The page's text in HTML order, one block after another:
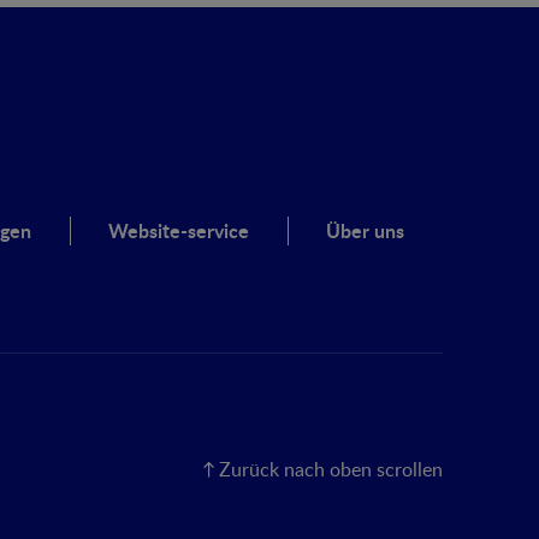
Website-service Über uns
Zurück nach oben scrollen